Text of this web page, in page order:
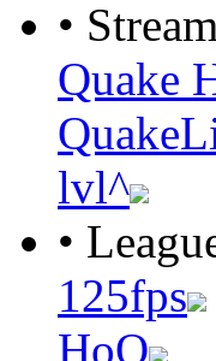
•
Quake
lvl^
•
125fps
HoQ